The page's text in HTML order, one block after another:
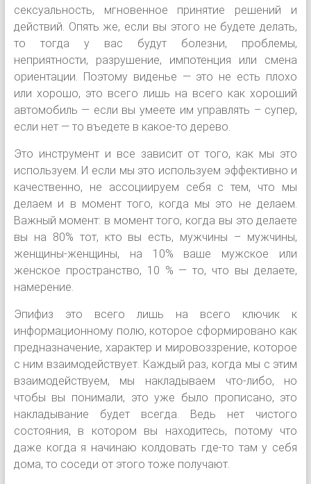
сексуальность, мгновенное принятие решений и
действий. Опять же, если вы этого не будете делать,
то тогда у вас будут болезни, проблемы,
неприятности, разрушение, импотенция или смена
ориентации. Поэтому виденье — это не есть плохо
или хорошо, это всего лишь на всего как хороший
автомобиль — если вы умеете им управлять – супер,
если нет — то въедете в какое-то дерево.
Это инструмент и все зависит от того, как мы это
используем. И если мы это используем эффективно и
качественно, не ассоциируем себя с тем, что мы
делаем и в момент того, когда мы это не делаем.
Важный момент: в момент того, когда вы это делаете
вы на 80% тот, кто вы есть, мужчины – мужчины,
женщины-женщины, на 10% ваше мужское или
женское пространство, 10 % — то, что вы делаете,
намерение.
Эпифиз это всего лишь на всего ключик к
информационному полю, которое сформировано как
предназначение, характер и мировоззрение, которое
с ним взаимодействует. Каждый раз, когда мы с этим
взаимодействуем, мы накладываем что-либо, но
чтобы вы понимали, это уже было прописано, это
накладывание будет всегда. Ведь нет чистого
состояния, в котором вы находитесь, потому что
даже когда я начинаю колдовать где-то там у себя
дома, то соседи от этого тоже получают.